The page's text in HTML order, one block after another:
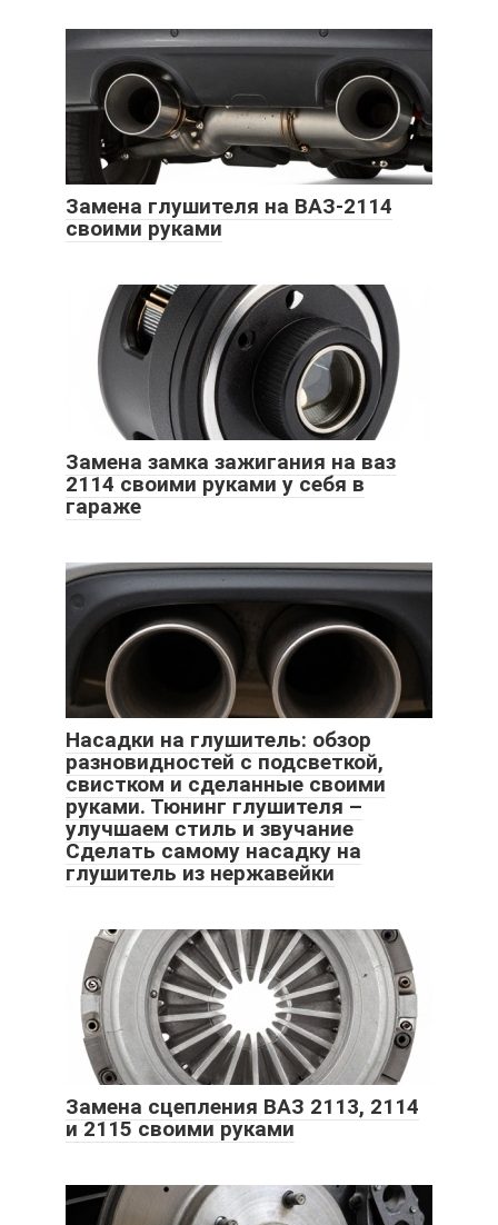
Замена глушителя на ВАЗ-2114
своими руками
Замена замка зажигания на ваз
2114 своими руками у себя в
гараже
Насадки на глушитель: обзор
разновидностей с подсветкой,
свистком и сделанные своими
руками. Тюнинг глушителя –
улучшаем стиль и звучание
Сделать самому насадку на
глушитель из нержавейки
Замена сцепления ВАЗ 2113, 2114
и 2115 своими руками